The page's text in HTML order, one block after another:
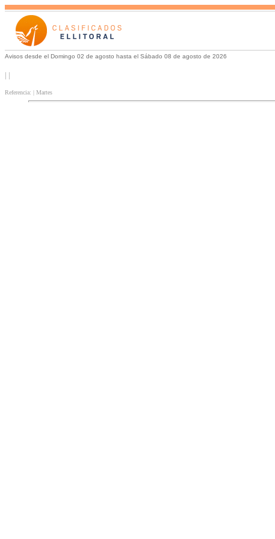
Avisos desde el Domingo 02 de agosto hasta el Sábado 08 de agosto de 2026
| |
Referencia: | Martes